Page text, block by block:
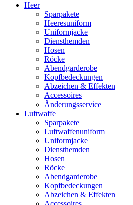
Heer
Sparpakete
Heeresuniform
Uniformjacke
Diensthemden
Hosen
Röcke
Abendgarderobe
Kopfbedeckungen
Abzeichen & Effekten
Accessoires
Änderungsservice
Luftwaffe
Sparpakete
Luftwaffenuniform
Uniformjacke
Diensthemden
Hosen
Röcke
Abendgarderobe
Kopfbedeckungen
Abzeichen & Effekten